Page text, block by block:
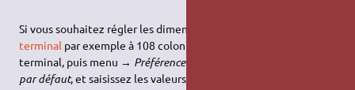
Si vous souhaitez régler les dimensions de la fenêtre du
terminal par exemple à 108 colonnes et 24 lignes, allez dans le
terminal, puis menu → Préférence→
par défaut, et saisissez les valeurs qui vous conviennent.